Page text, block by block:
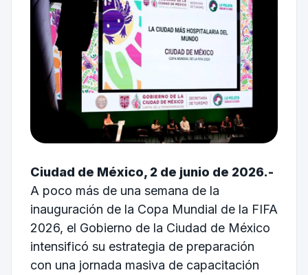
Ciudad de México, 2 de junio de 2026.-
A poco más de una semana de la
inauguración de la Copa Mundial de la FIFA
2026, el Gobierno de la Ciudad de México
intensificó su estrategia de preparación
con una jornada masiva de capacitación